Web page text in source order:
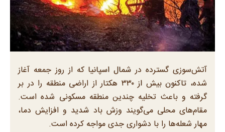
آتش‌سوزی گسترده در شمال اسپانیا که از روز جمعه آغاز
شده، تاکنون بیش از ۳۳۰ هکتار از اراضی منطقه را در بر
گرفته و باعث تخلیه چندین منطقه مسکونی شده است.
مقام‌های محلی می‌گویند وزش باد شدید و افزایش دما،
مهار شعله‌ها را با دشواری جدی مواجه کرده است.